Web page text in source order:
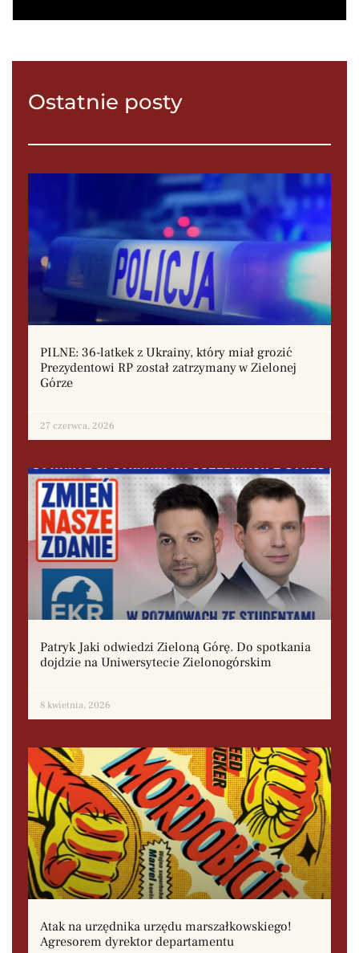
Ostatnie posty
PILNE: 36-latkek z Ukrainy, który miał grozić
Prezydentowi RP został zatrzymany w Zielonej
Górze
27 czerwca, 2026
Patryk Jaki odwiedzi Zieloną Górę. Do spotkania
dojdzie na Uniwersytecie Zielonogórskim
8 kwietnia, 2026
Atak na urzędnika urzędu marszałkowskiego!
Agresorem dyrektor departamentu